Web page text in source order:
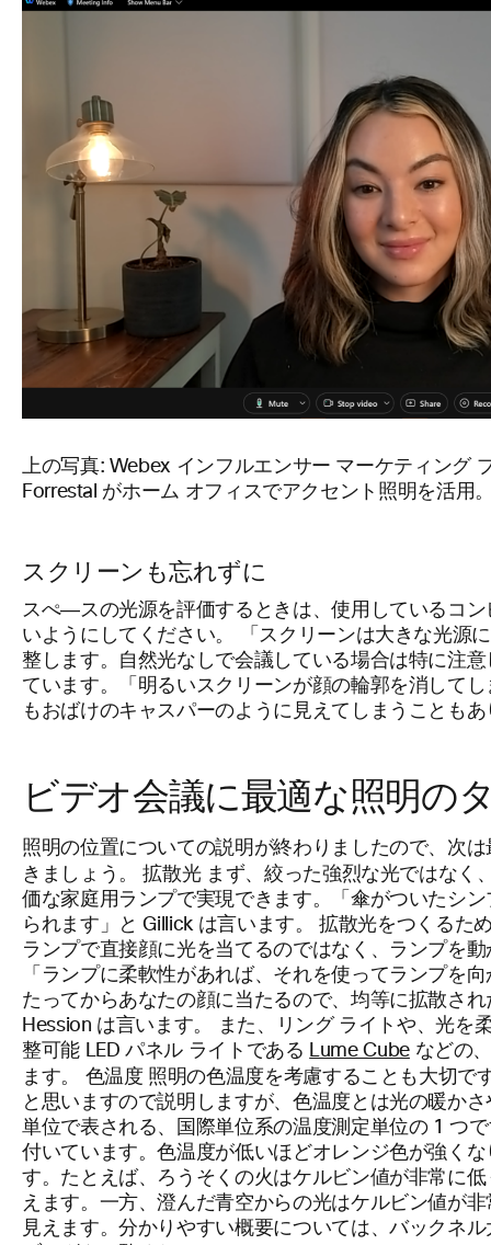
上の写真: Webex インフルエンサー マーケティング
Forrestal がホーム オフィスでアクセント照明を活用
スクリーンも忘れずに
スぺ―スの光源を評価するときは、使用しているコ
いようにしてください。 「スクリーンは大きな光源
整します。自然光なしで会議している場合は特に注
ています。「明るいスクリーンが顔の輪郭を消して
もおばけのキャスパーのように見えてしまうことも
ビデオ会議に最適な照明の
照明の位置についての説明が終わりましたので、次
きましょう。拡散光まず、絞った強烈な光ではなく
価な家庭用ランプで実現できます。「傘がついたシ
られます」と Gillick は言います。 拡散光をつくるた
ランプで直接顔に光を当てるのではなく、ランプを
「ランプに柔軟性があれば、それを使ってランプを
たってからあなたの顔に当たるので、均等に拡散さ
Hession は言います。 また、リング ライトや、光を
整可能 LED パネル ライトである Lume Cubeなどの
ます。 色温度 照明の色温度を考慮することも大切で
と思いますので説明しますが、色温度とは光の暖か
単位で表される、国際単位系の温度測定単位の 1 つ
付いています。色温度が低いほどオレンジ色が強く
す。たとえば、ろうそくの火はケルビン値が非常に
えます。一方、澄んだ青空からの光はケルビン値が
見えます。分かりやすい概要については、バックネ